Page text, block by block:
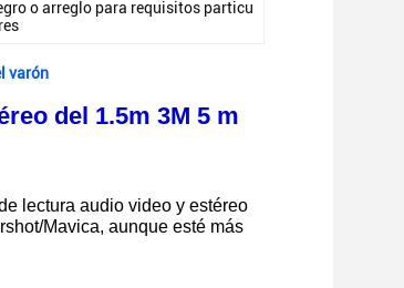
o arreglo para requisitos particu
varón
del 1.5m 3M 5 m
lectura audio video y estéreo
Mavica, aunque esté más